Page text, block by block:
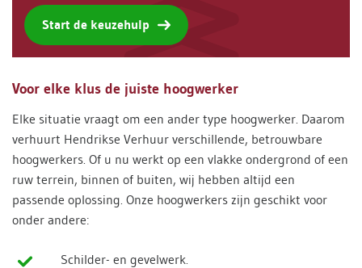
Start de keuzehulp
Voor elke klus de juiste hoogwerker
Elke situatie vraagt om een ander type hoogwerker. Daarom
verhuurt Hendrikse Verhuur verschillende, betrouwbare
hoogwerkers. Of u nu werkt op een vlakke ondergrond of een
ruw terrein, binnen of buiten, wij hebben altijd een
passende oplossing. Onze hoogwerkers zijn geschikt voor
onder andere:
Schilder- en gevelwerk.